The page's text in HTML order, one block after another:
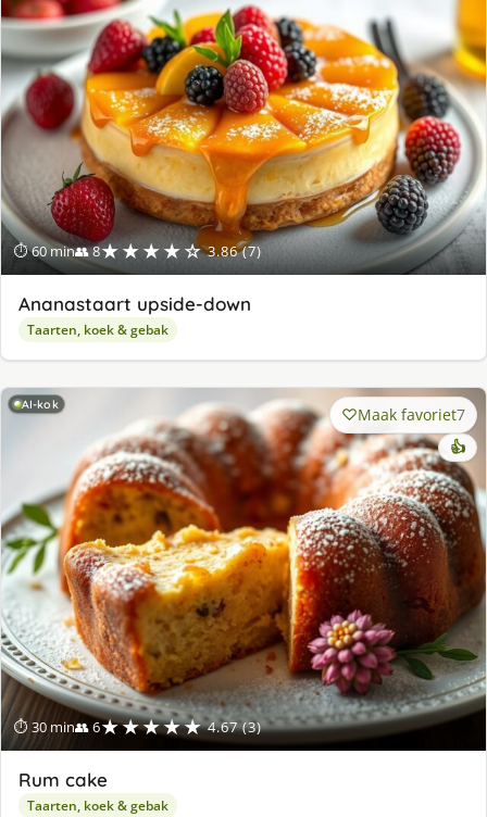
⏱ 60 min👥 8★★★★☆ 3.86 (7)
Ananastaart upside-down
Taarten, koek & gebak
AI-kok
⏱ 30 min👥 6★★★★★ 4.67 (3)
Maak favoriet7
👍
Rum cake
Taarten, koek & gebak